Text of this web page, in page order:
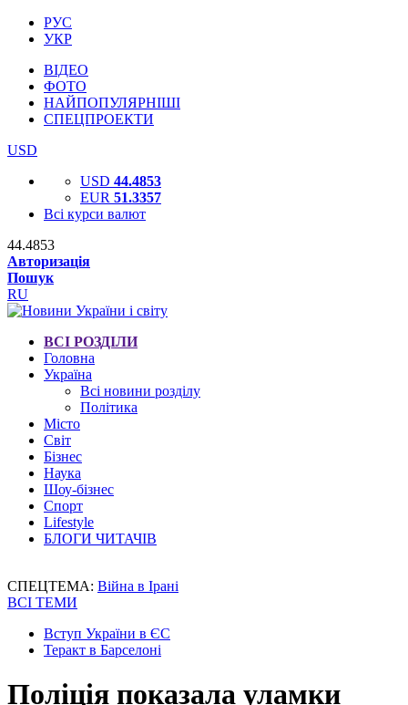
РУС
УКР
ВІДЕО
ФОТО
НАЙПОПУЛЯРНІШІ
СПЕЦПРОЕКТИ
USD
USD 44.4853
EUR 51.3357
Всі курси валют
44.4853
Авторизація
Пошук
RU
ВСІ РОЗДІЛИ
Головна
Україна
Всі новини розділу
Політика
Місто
Світ
Бізнес
Наука
Шоу-бізнес
Спорт
Lifestyle
БЛОГИ ЧИТАЧІВ
СПЕЦТЕМА: Війна в Ірані
ВСІ ТЕМИ
Вступ України в ЄС
Теракт в Барселоні
Поліція показала уламки